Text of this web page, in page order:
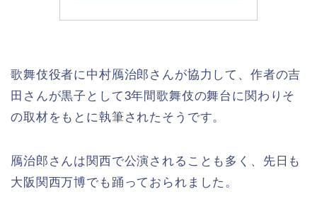
歌舞伎役者に中村鴈治郎さんが協力して、作者の吉
田さんが黒子として3年間歌舞伎の舞台に関わりそ
の取材をもとに執筆されたそうです。
鴈治郎さんは関西で公演されることも多く、先日も
大阪関西万博でも踊っておられました。